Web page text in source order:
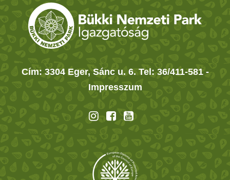
Cím: 3304 Eger, Sánc u. 6. Tel: 36/411-581 -
Impresszum